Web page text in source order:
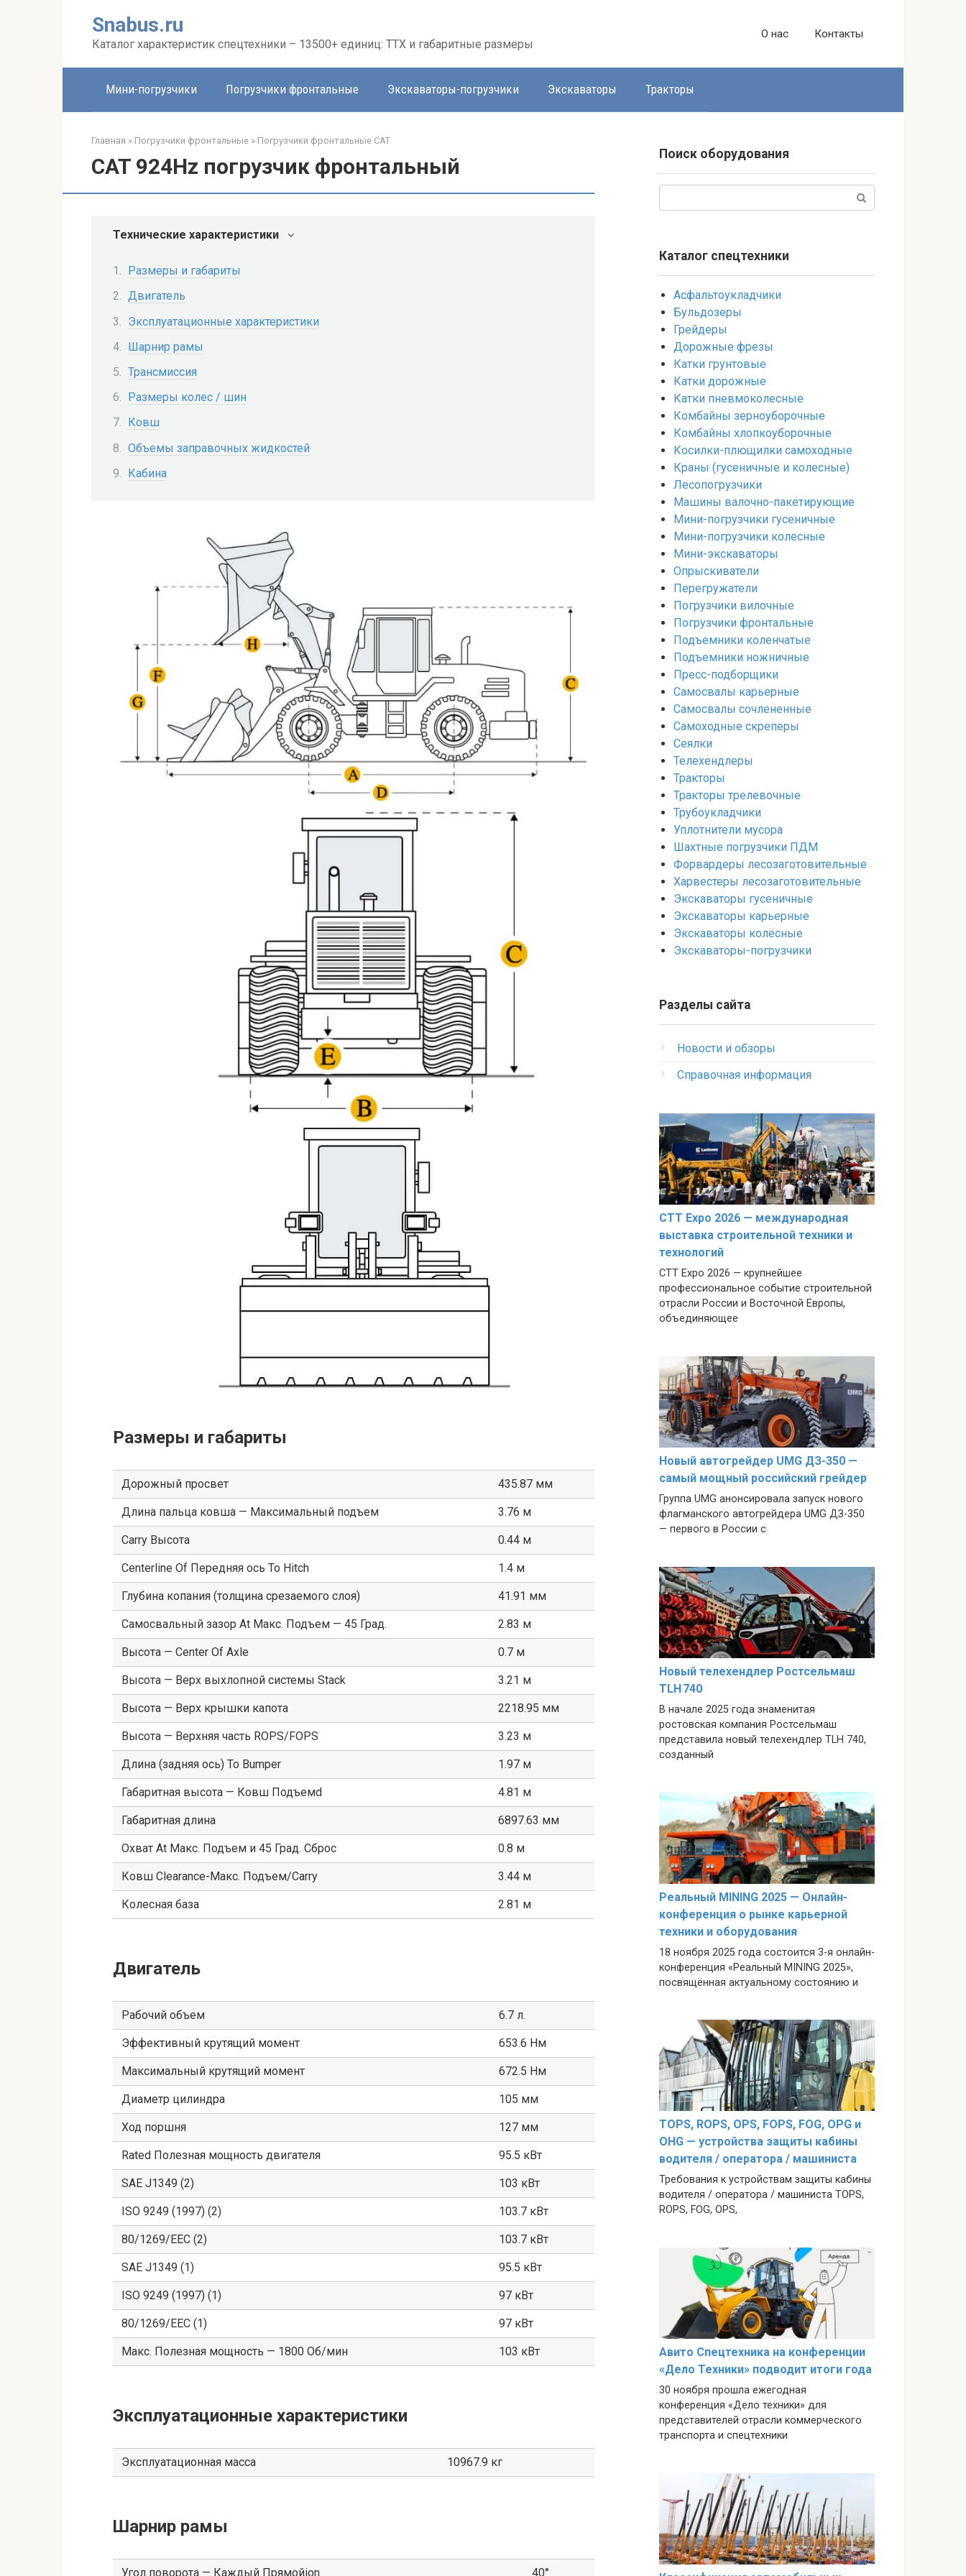
Snabus.ru
Каталог характеристик спецтехники – 13500+ единиц: ТТХ и габаритные размеры
О нас Контакты
Мини-погрузчики Погрузчики фронтальные Экскаваторы-погрузчики Экскаваторы Тракторы
Главная » Погрузчики фронтальные » Погрузчики фронтальные CAT
CAT 924Hz погрузчик фронтальный
Технические характеристики
Размеры и габариты
Двигатель
Эксплуатационные характеристики
Шарнир рамы
Трансмиссия
Размеры колес / шин
Ковш
Объемы заправочных жидкостей
Кабина
Размеры и габариты
Дорожный просвет 435.87 мм
Длина пальца ковша — Максимальный подъем 3.76 м
Carry Высота 0.44 м
Centerline Of Передняя ось To Hitch 1.4 м
Глубина копания (толщина срезаемого слоя) 41.91 мм
Самосвальный зазор At Макс. Подъем — 45 Град. 2.83 м
Высота — Center Of Axle 0.7 м
Высота — Верх выхлопной системы Stack 3.21 м
Высота — Верх крышки капота 2218.95 мм
Высота — Верхняя часть ROPS/FOPS 3.23 м
Длина (задняя ось) To Bumper 1.97 м
Габаритная высота — Ковш Подъемd 4.81 м
Габаритная длина 6897.63 мм
Охват At Макс. Подъем и 45 Град. Сброс 0.8 м
Ковш Clearance-Макс. Подъем/Carry 3.44 м
Колесная база 2.81 м
Двигатель
Рабочий объем 6.7 л.
Эффективный крутящий момент 653.6 Нм
Максимальный крутящий момент 672.5 Нм
Диаметр цилиндра 105 мм
Ход поршня 127 мм
Rated Полезная мощность двигателя 95.5 кВт
SAE J1349 (2) 103 кВт
ISO 9249 (1997) (2) 103.7 кВт
80/1269/EEC (2) 103.7 кВт
SAE J1349 (1) 95.5 кВт
ISO 9249 (1997) (1) 97 кВт
80/1269/EEC (1) 97 кВт
Макс. Полезная мощность — 1800 Об/мин 103 кВт
Эксплуатационные характеристики
Эксплуатационная масса 10967.9 кг
Шарнир рамы
Угол поворота — Каждый Прямойion 40°
Поиск оборудования
Каталог спецтехники
Асфальтоукладчики
Бульдозеры
Грейдеры
Дорожные фрезы
Катки грунтовые
Катки дорожные
Катки пневмоколесные
Комбайны зерноуборочные
Комбайны хлопкоуборочные
Косилки-плющилки самоходные
Краны (гусеничные и колесные)
Лесопогрузчики
Машины валочно-пакетирующие
Мини-погрузчики гусеничные
Мини-погрузчики колесные
Мини-экскаваторы
Опрыскиватели
Перегружатели
Погрузчики вилочные
Погрузчики фронтальные
Подъемники коленчатые
Подъемники ножничные
Пресс-подборщики
Самосвалы карьерные
Самосвалы сочлененные
Самоходные скреперы
Сеялки
Телехендлеры
Тракторы
Тракторы трелевочные
Трубоукладчики
Уплотнители мусора
Шахтные погрузчики ПДМ
Форвардеры лесозаготовительные
Харвестеры лесозаготовительные
Экскаваторы гусеничные
Экскаваторы карьерные
Экскаваторы колёсные
Экскаваторы-погрузчики
Разделы сайта
Новости и обзоры
Справочная информация
CTT Expo 2026 — международная
выставка строительной техники и
технологий
CTT Expo 2026 — крупнейшее
профессиональное событие строительной
отрасли России и Восточной Европы,
объединяющее
Новый автогрейдер UMG ДЗ-350 —
самый мощный российский грейдер
Группа UMG анонсировала запуск нового
флагманского автогрейдера UMG ДЗ-350
— первого в России с
Новый телехендлер Ростсельмаш
TLH 740
В начале 2025 года знаменитая
ростовская компания Ростсельмаш
представила новый телехендлер TLH 740,
созданный
Реальный MINING 2025 — Онлайн-
конференция о рынке карьерной
техники и оборудования
18 ноября 2025 года состоится 3-я онлайн-
конференция «Реальный MINING 2025»,
посвящённая актуальному состоянию и
TOPS, ROPS, OPS, FOPS, FOG, OPG и
OHG — устройства защиты кабины
водителя / оператора / машиниста
Требования к устройствам защиты кабины
водителя / оператора / машиниста TOPS,
ROPS, FOG, OPS,
Авито Спецтехника на конференции
«Дело Техники» подводит итоги года
30 ноября прошла ежегодная
конференция «Дело техники» для
представителей отрасли коммерческого
транспорта и спецтехники